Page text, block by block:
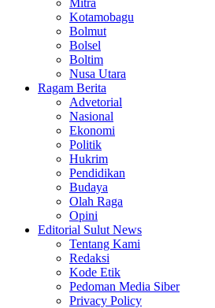
Mitra
Kotamobagu
Bolmut
Bolsel
Boltim
Nusa Utara
Ragam Berita
Advetorial
Nasional
Ekonomi
Politik
Hukrim
Pendidikan
Budaya
Olah Raga
Opini
Editorial Sulut News
Tentang Kami
Redaksi
Kode Etik
Pedoman Media Siber
Privacy Policy